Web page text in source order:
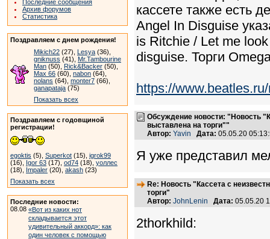
Последние сообщения
Архив форумов
Статистика
Поздравляем с днем рождения!
Mikich22 (27), Lesya (36),
gniknuss (41), Mr.Tambourine
Man (50), Rick&Backer (50),
Max 66 (60), nabon (64),
nolans (64), monter7 (66),
ganapataja (75)
Показать всех
Поздравляем с годовщиной
регистрации!
egoktis (5), Superkot (15), igrok99
(16), Igor 63 (17), od74 (18), уоллес
(18), Impaler (20), akash (23)
Показать всех
Последние новости:
08.08 «Вот из каких нот
складывается этот
удивительный аккорд»: как
один человек с помощью
кассете также есть
Angel In Disguise
is Ritchie / Let me
disguise. Торги
https://
Обсуждение новости: "Новость
выставлена на торги""
Автор: Yavin Дата: 05.05.20
Я уже представил
Re: Новость "Кассета с
торги"
Автор: JohnLenin Дата: 05.05.20
2thorkhild: